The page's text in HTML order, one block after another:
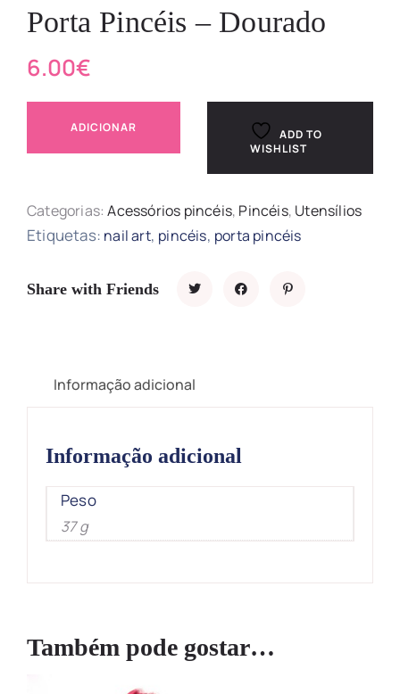
Porta Pincéis – Dourado
6.00€
ADICIONAR
ADD TO
WISHLIST
Categorias:Acessórios pincéis, Pincéis, Utensílios
Etiquetas: nail art, pincéis, porta pincéis
Share with Friends
Informação adicional
Informação adicional
Peso
37 g
Também pode gostar…